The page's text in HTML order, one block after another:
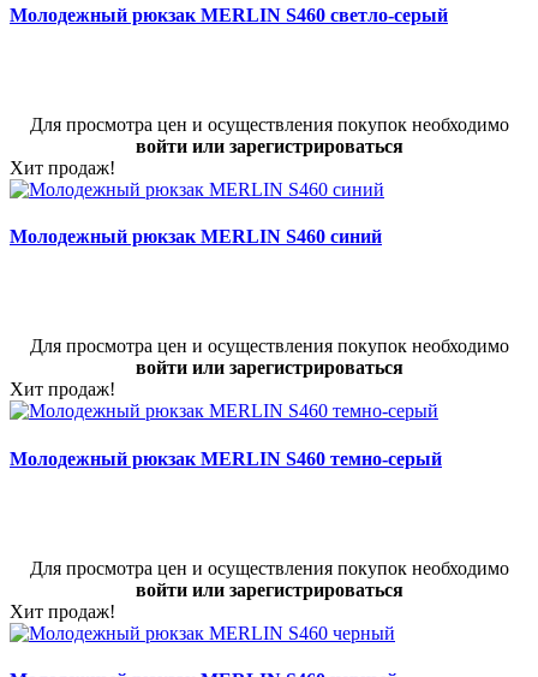
Молодежный рюкзак MERLIN S460 светло-серый
Для просмотра цен и осуществления покупок необходимо
войти или зарегистрироваться
Хит продаж!
Молодежный рюкзак MERLIN S460 синий
Для просмотра цен и осуществления покупок необходимо
войти или зарегистрироваться
Хит продаж!
Молодежный рюкзак MERLIN S460 темно-серый
Для просмотра цен и осуществления покупок необходимо
войти или зарегистрироваться
Хит продаж!